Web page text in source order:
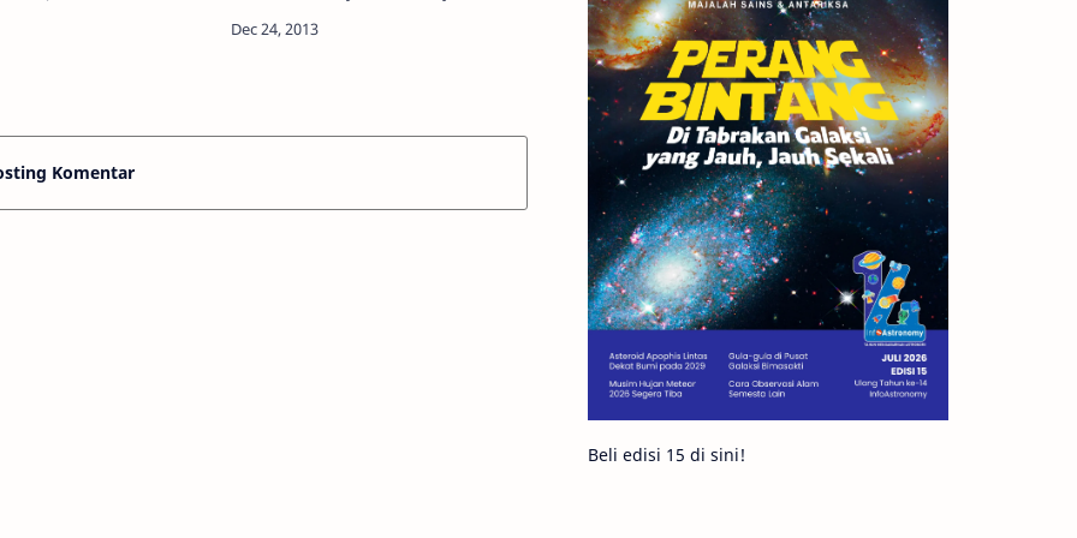
Planet Mars
yang sekarang? Perubahan ini
Komentar
Matahari Featured
Mars Planet Katai
GMT 2016 History
Hoax Bima Sakti
Meteor Gerhana
Komet ISON Jupiter
Planet Kerdil Bumi
Pengetahuan Berita
Beli edisi 15 di sini!